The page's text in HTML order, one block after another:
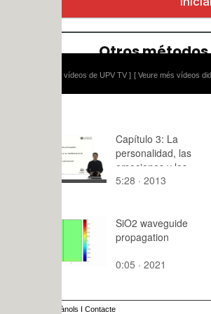
vídeos de UPV TV ] [ Veure més vídeos didàctics ]
Capítulo 3: La
personalidad, las
emociones y los
estados de ánimo
5:28 · 2013
SiO2 waveguide
propagation
0:05 · 2021